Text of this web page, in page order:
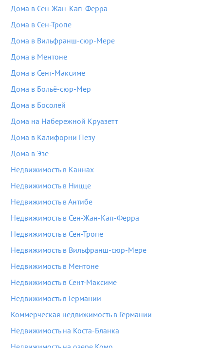
Дома в Сен-Жан-Кап-Ферра
Дома в Сен-Тропе
Дома в Вильфранш-сюр-Мере
Дома в Ментоне
Дома в Сент-Максиме
Дома в Больё-сюр-Мер
Дома в Босолей
Дома на Набережной Круазетт
Дома в Калифорни Пезу
Дома в Эзе
Недвижимость в Каннах
Недвижимость в Ницце
Недвижимость в Антибе
Недвижимость в Сен-Жан-Кап-Ферра
Недвижимость в Сен-Тропе
Недвижимость в Вильфранш-сюр-Мере
Недвижимость в Ментоне
Недвижимость в Сент-Максиме
Недвижимость в Германии
Коммерческая недвижимость в Германии
Недвижимость на Коста-Бланка